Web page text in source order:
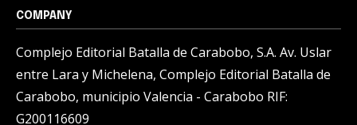
COMPANY
Complejo Editorial Batalla de Carabobo, S.A. Av. Uslar
entre Lara y Michelena, Complejo Editorial Batalla de
Carabobo, municipio Valencia - Carabobo RIF:
G200116609